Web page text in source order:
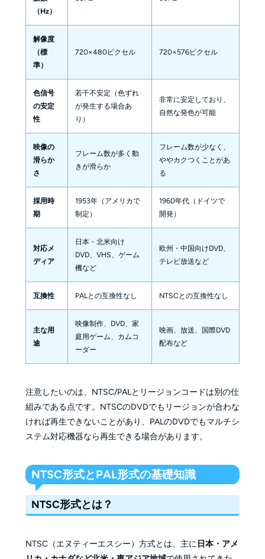
（Hz）
解像度
（標
準）
720×480ピクセル 720×576ピクセル
色信号
の安定
性
若干不安定（色ずれ
が発生する場合あ
り）
非常に安定しており、
自然な発色が可能
映像の
滑らか
さ
フレーム数が多く動
きが滑らか
フレーム数が少なく、
ややカクつくことがあ
る
採用時
期
1953年（アメリカで
制定）
1960年代（ドイツで
開発）
対応メ
ディア
日本・北米向け
DVD、VHS、ゲーム
機など
欧州・中国向けDVD、
テレビ放送など
互換性 PALとの互換性なし NTSCとの互換性なし
主な用
途
映像制作、DVD、家
庭用ゲーム、カムコ
ーダー
映画、放送、国際DVD
配布など
注意したいのは、NTSC/PALとリージョンコードは別の仕
組みである点です。NTSCのDVDでもリージョンが合わな
ければ再生できないことがあり、PALのDVDでもマルチシ
ステム対応機器なら再生できる場合があります。
NTSC形式とPAL形式の基礎知識
NTSC形式とは？
NTSC（エヌティーエスシー）方式とは、主に 日本・アメ